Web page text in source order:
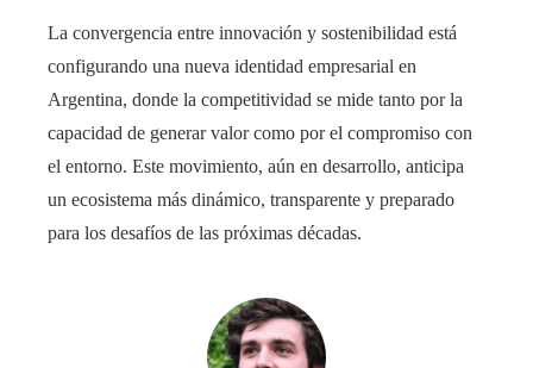
La convergencia entre innovación y sostenibilidad está
configurando una nueva identidad empresarial en
Argentina, donde la competitividad se mide tanto por la
capacidad de generar valor como por el compromiso con
el entorno. Este movimiento, aún en desarrollo, anticipa
un ecosistema más dinámico, transparente y preparado
para los desafíos de las próximas décadas.